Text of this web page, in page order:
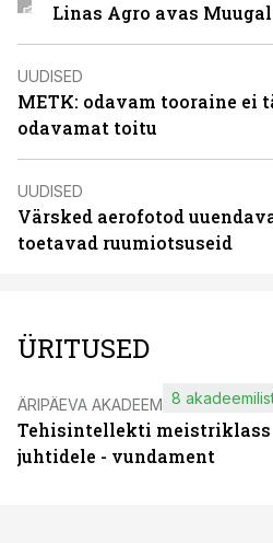
Linas Agro avas
UUDISED
METK: odavam tooraine ei
odavamat toitu
UUDISED
Värsked aerofotod
toetavad ruumiotsuseid
ÜRITUSED
ÄRIPÄEVA AKADEEMIA
Tehisintellekti meistriklass
juhtidele - vundament
8